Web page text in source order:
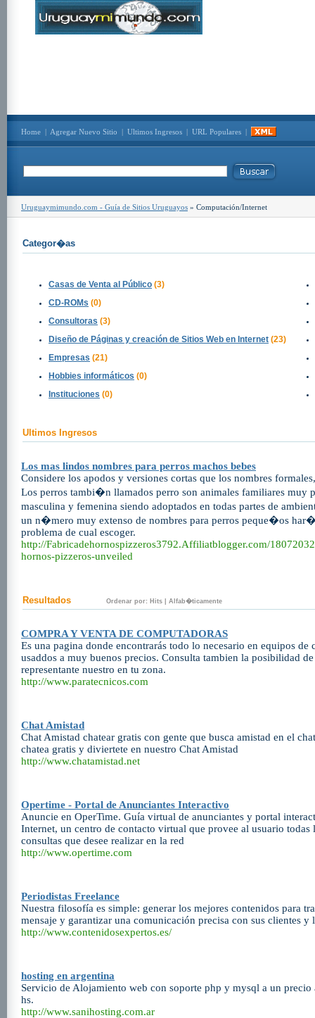
Home | Agregar Nuevo Sitio | Ultimos Ingresos | URL Populares |
Uruguaymimundo.com - Guía de Sitios Uruguayos » Computación/Internet
Categor�as
Casas de Venta al Público (3)
CD-ROMs (0)
Consultoras (3)
Diseño de Páginas y creación de Sitios Web en Internet (23)
Empresas (21)
Hobbies informáticos (0)
Instituciones (0)
Ultimos Ingresos
Los mas lindos nombres para perros machos bebes
Considere los apodos y versiones cortas que los nombres
Los perros tambi�n llamados perro son animales familiares muy
masculina y femenina siendo adoptados en todas partes de
un n�mero muy extenso de nombres para perros peque�os
problema de cual escoger.
http://Fabricadehornospizzeros3792.Affiliatblogger.com/
hornos-pizzeros-unveiled
Resultados Ordenar por: Hits Alfab�ticamente
COMPRA Y VENTA DE COMPUTADORAS
Es una pagina donde encontrarás todo lo necesario en equipos de
usaddos a muy buenos precios. Consulta tambien la posibilidad
representante nuestro en tu zona.
http://www.paratecnicos.com
Chat Amistad
Chat Amistad chatear gratis con gente que busca amistad en el
chatea gratis y diviertete en nuestro Chat Amistad
http://www.chatamistad.net
Opertime - Portal de Anunciantes Interactivo
Anuncie en OperTime. Guía virtual de anunciantes y portal
Internet, un centro de contacto virtual que provee al usuario todas
consultas que desee realizar en la red
http://www.opertime.com
Periodistas Freelance
Nuestra filosofía es simple: generar los mejores contenidos para
mensaje y garantizar una comunicación precisa con sus clientes y
http://www.contenidosexpertos.es/
hosting en argentina
Servicio de Alojamiento web con soporte php y mysql a un precio
hs.
http://www.sanihosting.com.ar